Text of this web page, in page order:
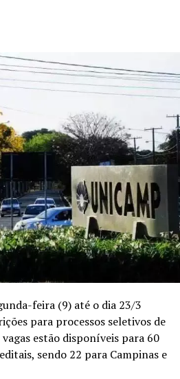
feira (9) até o dia 23/3
para processos seletivos de
estão disponíveis para 60
sendo 22 para Campinas e